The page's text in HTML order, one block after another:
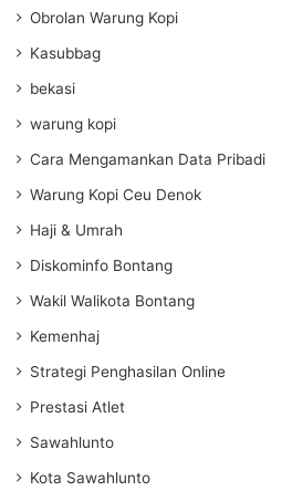
Obrolan Warung Kopi
Kasubbag
bekasi
warung kopi
Cara Mengamankan Data Pribadi
Warung Kopi Ceu Denok
Haji & Umrah
Diskominfo Bontang
Wakil Walikota Bontang
Kemenhaj
Strategi Penghasilan Online
Prestasi Atlet
Sawahlunto
Kota Sawahlunto